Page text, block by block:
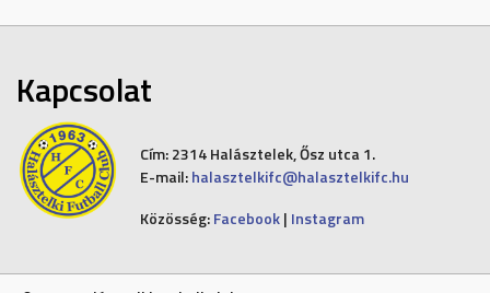
Kapcsolat
Cím:2314 Halásztelek, Ősz utca 1.
E-mail: halasztelkifc@halasztelkifc.hu
Közösség: Facebook| Instagram